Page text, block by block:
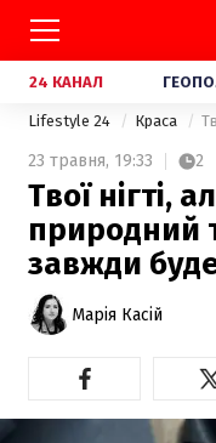
24 КАНАЛ
Lifestyle 24 Краса
23 травня, 19:33 2
Твої нігті,
природний
завжди
Марія Касій